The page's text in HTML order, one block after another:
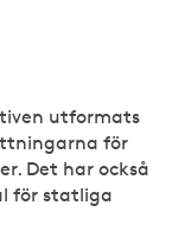
utformats
för
Det har också
för statliga